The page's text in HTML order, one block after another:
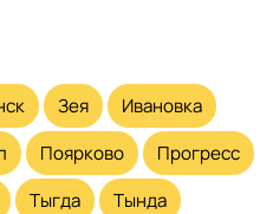
Зея
Ивановка
Поярково
Прогресс
Тыгда
Тында